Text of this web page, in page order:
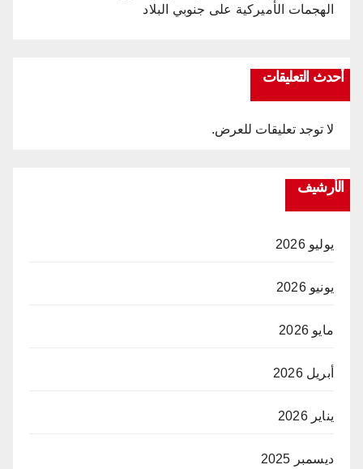
الهجمات الأميركية على جنوبي البلاد
أحدث التعليقات
لا توجد تعليقات للعرض.
الأرشيف
يوليو 2026
يونيو 2026
مايو 2026
أبريل 2026
يناير 2026
ديسمبر 2025